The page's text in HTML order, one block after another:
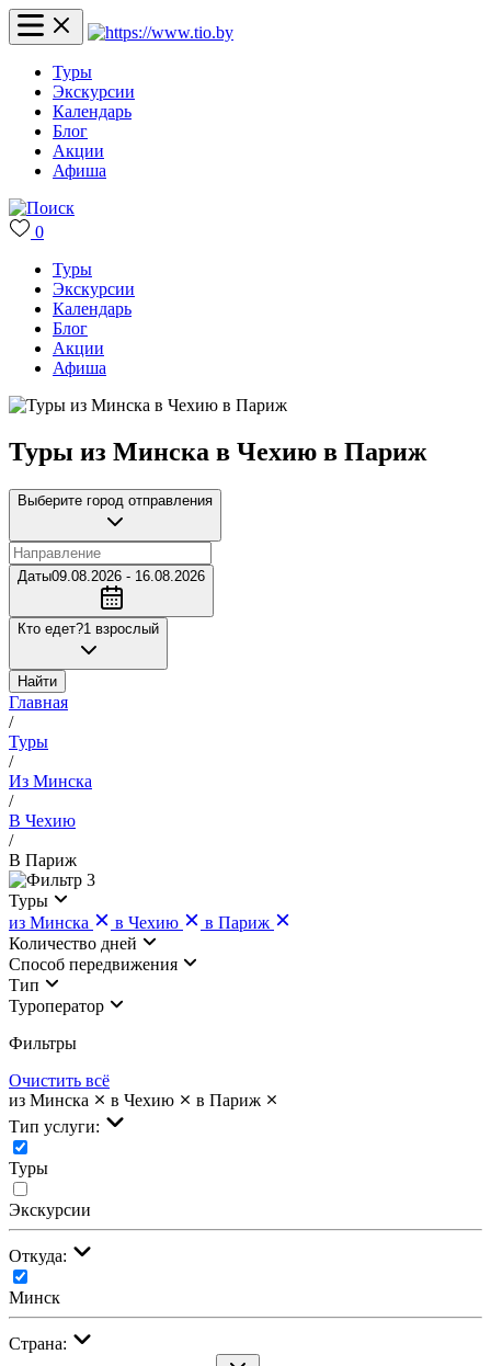
Туры
Экскурсии
Календарь
Блог
Акции
Афиша
0
Туры
Экскурсии
Календарь
Блог
Акции
Афиша
Туры из Минска в Чехию в Париж
Выберите город отправления
Даты09.08.2026 - 16.08.2026
Кто едет?1 взрослый
Найти
Главная
/
Туры
/
Из Минска
/
В Чехию
/
В Париж
3
Туры
из Минска
в Чехию
в Париж
Количество дней
Cпособ передвижения
Тип
Туроператор
Фильтры
Очистить всё
из Минска
в Чехию
в Париж
Тип услуги:
Туры
Экскурсии
Откуда:
Минск
Страна: